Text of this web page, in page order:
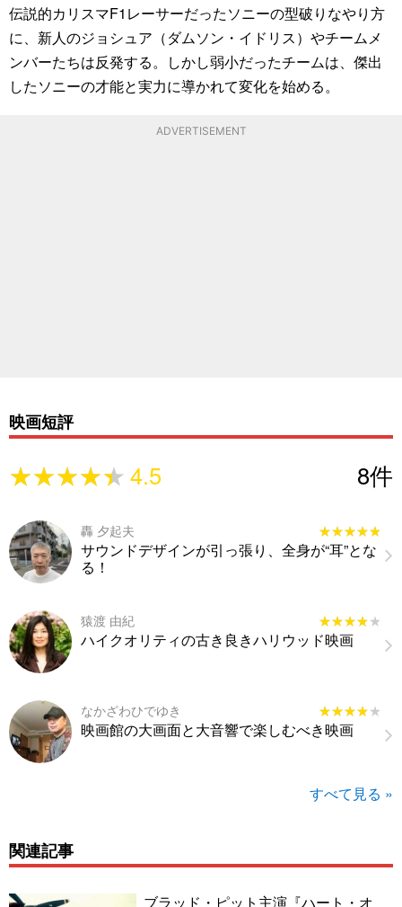
伝説的カリスマF1レーサーだったソニーの型破りなやり方
に、新人のジョシュア（ダムソン・イドリス）やチームメ
ンバーたちは反発する。しかし弱小だったチームは、傑出
したソニーの才能と実力に導かれて変化を始める。
ADVERTISEMENT
映画短評
★★★★★
★★★★★4.5 8件
轟 夕起夫 ★★★★★
★★★★★
サウンドデザインが引っ張り、全身が“耳”とな
る！
猿渡 由紀 ★★★★★
★★★★★
ハイクオリティの古き良きハリウッド映画
なかざわひでゆき ★★★★★
★★★★★
映画館の大画面と大音響で楽しむべき映画
すべて見る »
関連記事
ブラッド・ピット主演『ハート・オ